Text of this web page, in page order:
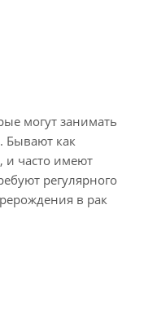
могут занимать
Бывают как
и часто имеют
регулярного
в рак